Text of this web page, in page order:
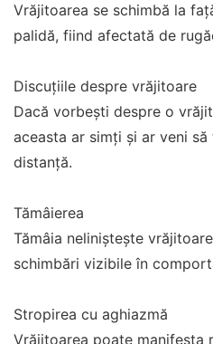
Vrăjitoarea se schimbă la
palidă, fiind afectată de
Discuțiile despre vrăjitoare
Dacă vorbești despre o
aceasta ar simți și ar veni
distanță.
Tămâierea
Tămâia neliniștește
schimbări vizibile în
Stropirea cu aghiazmă
Vrăjitoarea poate manifesta